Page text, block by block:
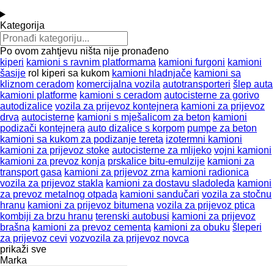
Kategorija
Po ovom zahtjevu ništa nije pronađeno
kiperi kamioni s ravnim platformama kamioni furgoni kamioni
šasije rol kiperi sa kukom kamioni hladnjače kamioni sa
kliznom ceradom komercijalna vozila autotransporteri šlep auta
kamioni platforme kamioni s ceradom autocisterne za gorivo
autodizalice vozila za prijevoz kontejnera kamioni za prijevoz
drva autocisterne kamioni s mješalicom za beton kamioni
podizači kontejnera auto dizalice s korpom pumpe za beton
kamioni sa kukom za podizanje tereta izotermni kamioni
kamioni za prijevoz stoke autocisterne za mlijeko vojni kamioni
kamioni za prevoz konja prskalice bitu-emulzije kamioni za
transport gasa kamioni za prijevoz zrna kamioni radionica
vozila za prijevoz stakla kamioni za dostavu sladoleda kamioni
za prevoz metalnog otpada kamioni sandučari vozila za stočnu
hranu kamioni za prijevoz bitumena vozila za prijevoz ptica
kombiji za brzu hranu terenski autobusi kamioni za prijevoz
brašna kamioni za prevoz cementa kamioni za obuku šleperi
za prijevoz cevi vozvozila za prijevoz novca
prikaži sve
Marka